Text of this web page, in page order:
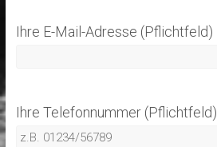
Ihre E-Mail-Adresse (Pflichtfeld)
Ihre Telefonnummer (Pflichtfeld)